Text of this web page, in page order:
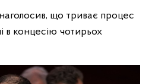
що триває процес
в концесію чотирьох